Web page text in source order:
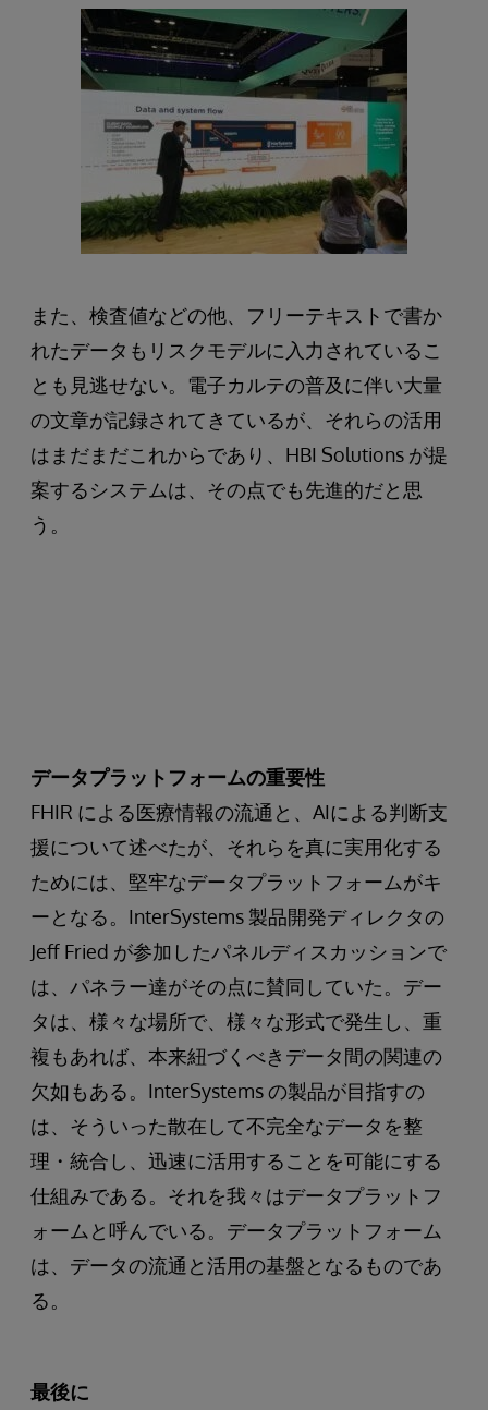
また、検査値などの他、フリーテキストで書か
れたデータもリスクモデルに入力されているこ
とも見逃せない。電子カルテの普及に伴い大量
の文章が記録されてきているが、それらの活用
はまだまだこれからであり、HBI Solutions が提
案するシステムは、その点でも先進的だと思
う。
データプラットフォームの重要性
FHIR による医療情報の流通と、AIによる判断支
援について述べたが、それらを真に実用化する
ためには、堅牢なデータプラットフォームがキ
ーとなる。InterSystems 製品開発ディレクタの
Jeff Fried が参加したパネルディスカッションで
は、パネラー達がその点に賛同していた。デー
タは、様々な場所で、様々な形式で発生し、重
複もあれば、本来紐づくべきデータ間の関連の
欠如もある。InterSystems の製品が目指すの
は、そういった散在して不完全なデータを整
理・統合し、迅速に活用することを可能にする
仕組みである。それを我々はデータプラットフ
ォームと呼んでいる。データプラットフォーム
は、データの流通と活用の基盤となるものであ
る。
最後に